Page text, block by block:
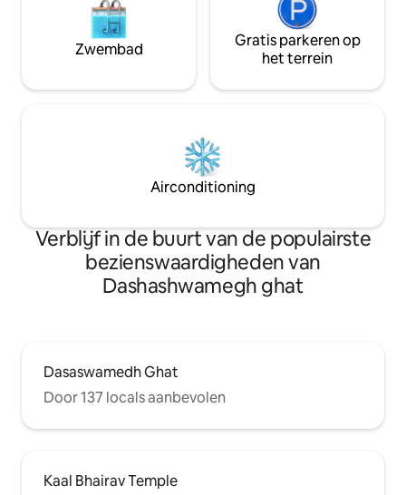
Zwembad
Gratis parkeren op
het terrein
Airconditioning
Verblijf in de buurt van de populairste
bezienswaardigheden van
Dashashwamegh ghat
Dasaswamedh Ghat
Door 137 locals aanbevolen
Kaal Bhairav Temple